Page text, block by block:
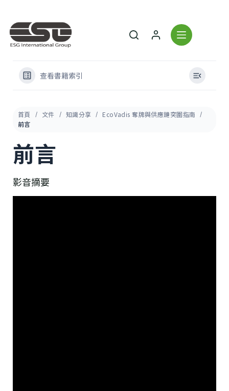
查看書籍索引
首頁 文件 知識分享
EcoVadis 奪牌與供應鏈突圍指南
前言
前言
影音摘要